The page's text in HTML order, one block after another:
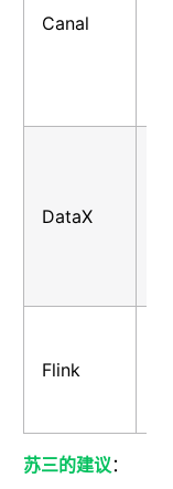
Canal
DataX
Flink
苏三的建议：